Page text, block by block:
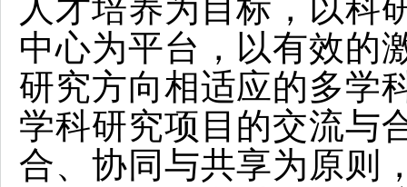
人才培养为目标，以科
中心为平台，以有效的
研究方向相适应的多学
学科研究项目的交流与
合、协同与共享为原则